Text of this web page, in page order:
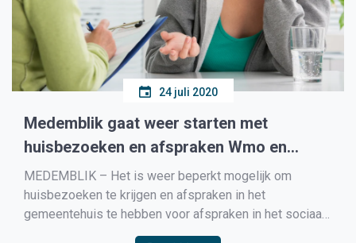
24 juli 2020
Medemblik gaat weer starten met
huisbezoeken en afspraken Wmo en
Jeugdzorg
MEDEMBLIK – Het is weer beperkt mogelijk om
huisbezoeken te krijgen en afspraken in het
gemeentehuis te hebben voor afspraken in het sociaal
domein, zoals bijvoorbeeld vanuit de Wmo en